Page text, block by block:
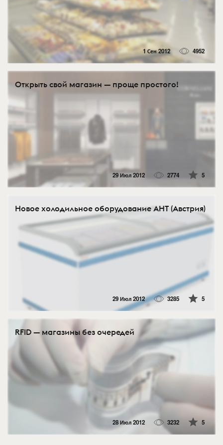
1 Сен 2012 4952
Открыть свой магазин — проще простого!
29 Июл 2012 2774 5
Новое холодильное оборудование AHT (Австрия)
29 Июл 2012 3285 5
RFID — магазины без очередей
28 Июл 2012 3232 5